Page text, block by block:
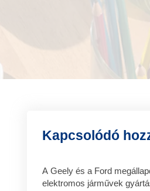
Kapcsolódó
A Geely és a Ford
elektromos járművek